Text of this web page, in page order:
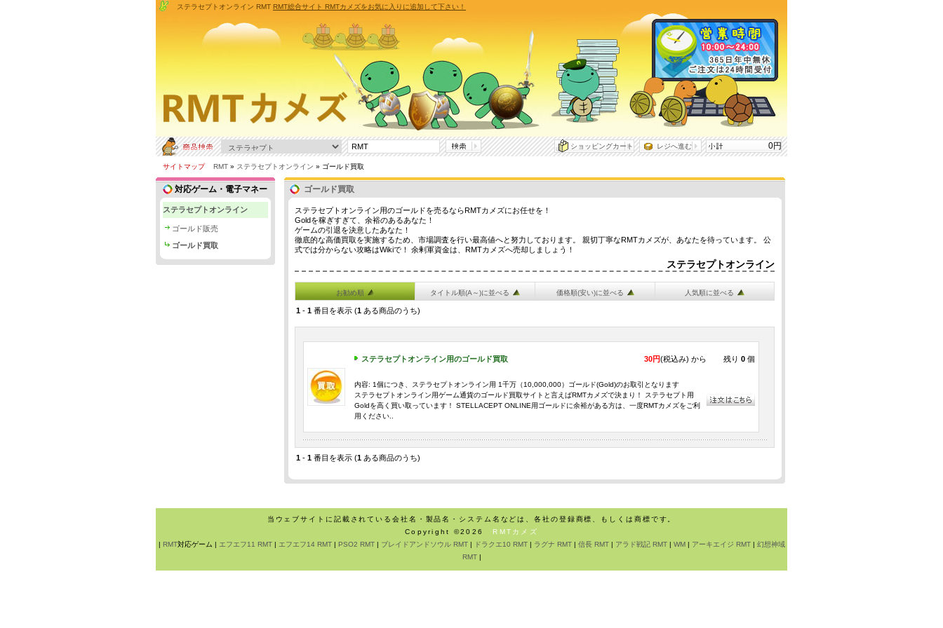
ステラセプトオンライン RMT RMT総合サイト RMTカメズをお気に入りに追加して下さい！
ショッピングカート レジへ進む 0円
サイトマップ RMT » ステラセプトオンライン » ゴールド買取
対応ゲーム・電子マネー
ステラセプトオンライン
ゴールド販売
ゴールド買取
ゴールド買取
ステラセプトオンライン用のゴールドを売るならRMTカメズにお任せを！
Goldを稼ぎすぎて、余裕のあるあなた！
ゲームの引退を決意したあなた！
徹底的な高価買取を実施するため、市場調査を行い最高値へと努力しております。 親切丁寧なRMTカメズが、あなたを待っています。 公
式では分からない攻略はWikiで！ 余剰軍資金は、RMTカメズへ売却しましょう！
ステラセプトオンライン
お勧め順 タイトル順(A～)に並べる 価格順(安い)に並べる 人気順に並べる
1 - 1 番目を表示 (1 ある商品のうち)
ステラセプトオンライン用のゴールド買取 30円(税込み) から 残り 0 個
内容: 1個につき、ステラセプトオンライン用 1千万（10,000,000）ゴールド(Gold)のお取引となります
ステラセプトオンライン用ゲーム通貨のゴールド買取サイトと言えばRMTカメズで決まり！ ステラセプト用
Goldを高く買い取っています！ STELLACEPT ONLINE用ゴールドに余裕がある方は、一度RMTカメズをご利
用ください..
1 - 1 番目を表示 (1 ある商品のうち)
当ウェブサイトに記載されている会社名・製品名・システム名などは、各社の登録商標、もしくは商標です。
Copyright ©2026
RMTカメズ
| RMT対応ゲーム | エフエフ11 RMT| エフエフ14 RMT| PSO2 RMT| ブレイドアンドソウル RMT| ドラクエ10 RMT| ラグナ RMT| 信長 RMT| アラド戦記 RMT| WM| アーキエイジ RMT| 幻想神域
RMT|